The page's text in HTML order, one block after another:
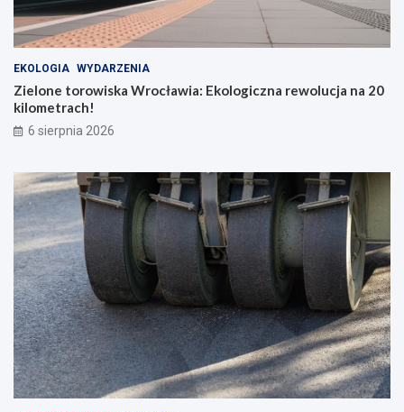
EKOLOGIA WYDARZENIA
Zielone torowiska Wrocławia: Ekologiczna rewolucja na 20
kilometrach!
6 sierpnia 2026